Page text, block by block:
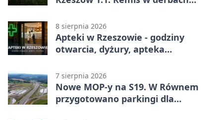
8 sierpnia 2026
Apteki w Rzeszowie - godziny
otwarcia, dyżury, apteka
7 sierpnia 2026
Nowe MOP-y na S19. W Równem
przygotowano parkingi dla